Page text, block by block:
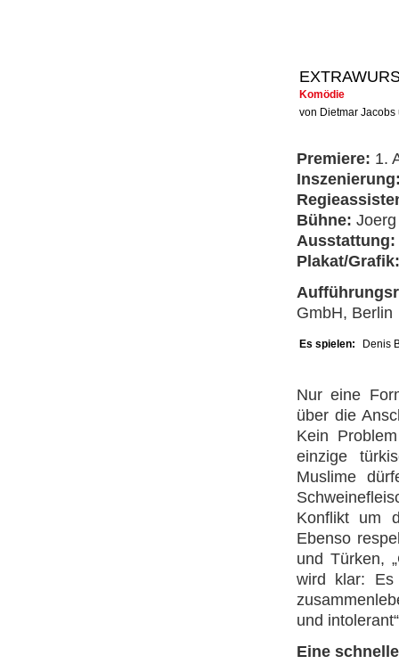
Komödie
von Dietmar
Premiere: 1.
Bühne:
Ausstattung:
Plakat/
GmbH, Berlin
Es spielen: Denis
Nur eine
über die
Kein
einzige
Muslime
Konflikt um
Ebenso
und Türken,
wird klar:
und
Eine